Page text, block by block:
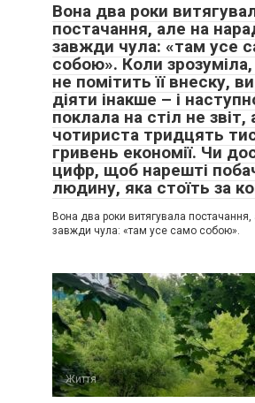
Вона два роки
постачання, але на
завжди чула: «там усе
собою». Коли
не помітить її внеску,
діяти інакше – і
поклала на стіл не звіт,
чотириста тридцять
гривень економії. Чи
цифр, щоб нарешті
людину, яка стоїть за
Вона два роки витягувала
завжди чула: «там усе само собою».
Життя